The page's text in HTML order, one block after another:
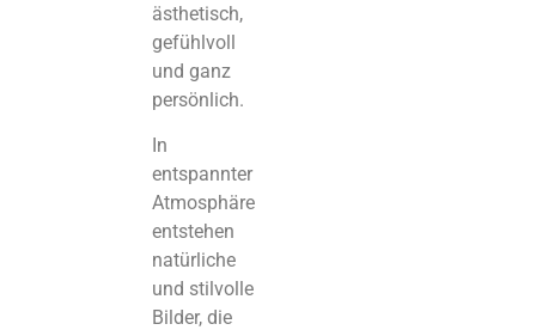
ästhetisch,
gefühlvoll
und ganz
persönlich.
In
entspannter
Atmosphäre
entstehen
natürliche
und stilvolle
Bilder, die